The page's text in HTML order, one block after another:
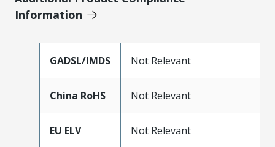
Information
GADSL/IMDS Not Relevant
China RoHS Not Relevant
EU ELV Not Relevant